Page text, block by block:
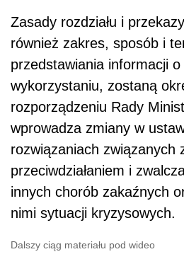
Zasady rozdziału i
również zakres, sposób i
przedstawiania informacji o
wykorzystaniu, zostaną
rozporządzeniu Rady
wprowadza zmiany w
rozwiązaniach związanych
przeciwdziałaniem i
innych chorób zakaźnych
nimi sytuacji kryzysowych.
Dalszy ciąg materiału pod wideo